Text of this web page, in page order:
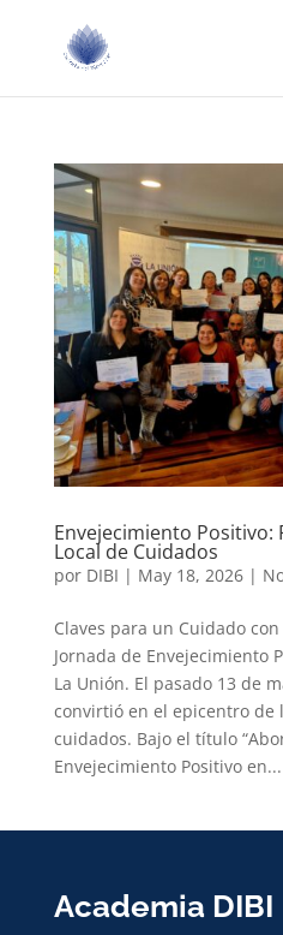
Envejecimiento Positivo:
Local de Cuidados
por DIBI | May 18, 2026|
Claves para un Cuidado
Jornada de Envejecimiento
La Unión. El pasado 13 de
convirtió en el epicentro de
cuidados. Bajo el título
Envejecimiento Positivo en...
Academia DIBI